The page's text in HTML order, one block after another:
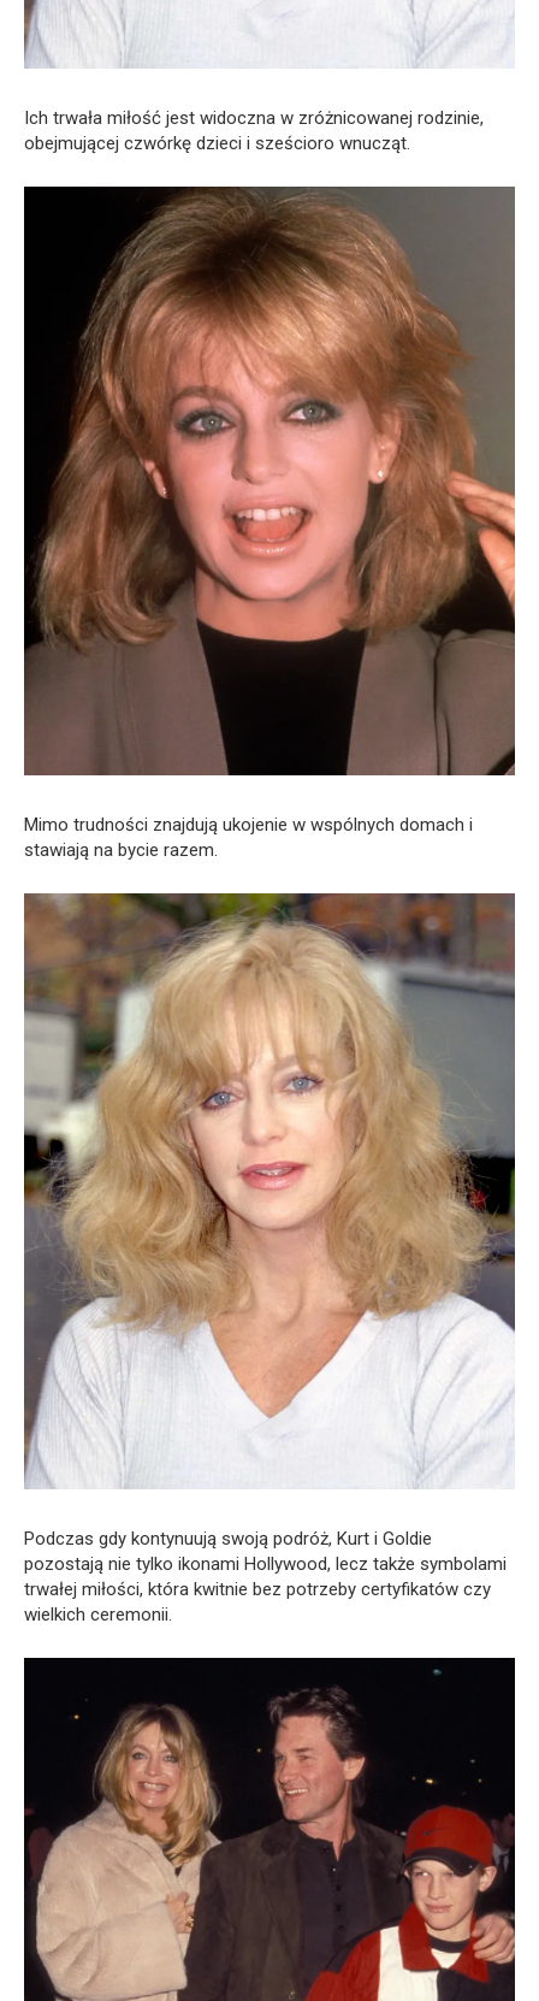
Ich trwała miłość jest widoczna w zróżnicowanej rodzinie,
obejmującej czwórkę dzieci i sześcioro wnucząt.
Mimo trudności znajdują ukojenie w wspólnych domach i
stawiają na bycie razem.
Podczas gdy kontynuują swoją podróż, Kurt i Goldie
pozostają nie tylko ikonami Hollywood, lecz także symbolami
trwałej miłości, która kwitnie bez potrzeby certyfikatów czy
wielkich ceremonii.